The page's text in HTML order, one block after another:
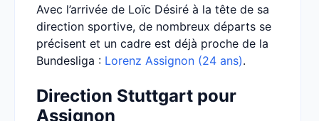
Avec l’arrivée de Loïc Désiré à la tête de sa
direction sportive, de nombreux départs se
précisent et un cadre est déjà proche de la
Bundesliga : Lorenz Assignon (24 ans).
Direction Stuttgart pour
Assignon